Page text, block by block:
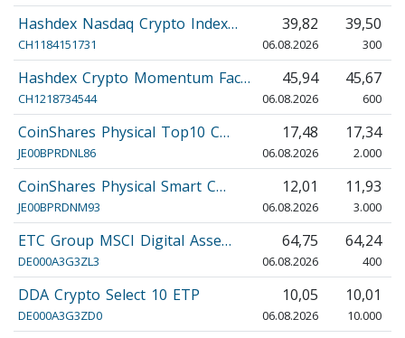
Hashdex Nasdaq Crypto Index…
CH1184151731
39,82
06.08.2026
39,50
300
Hashdex Crypto Momentum Fac…
CH1218734544
45,94
06.08.2026
45,67
600
CoinShares Physical Top10 C…
JE00BPRDNL86
17,48
06.08.2026
17,34
2.000
CoinShares Physical Smart C…
JE00BPRDNM93
12,01
06.08.2026
11,93
3.000
ETC Group MSCI Digital Asse…
DE000A3G3ZL3
64,75
06.08.2026
64,24
400
DDA Crypto Select 10 ETP
DE000A3G3ZD0
10,05
06.08.2026
10,01
10.000